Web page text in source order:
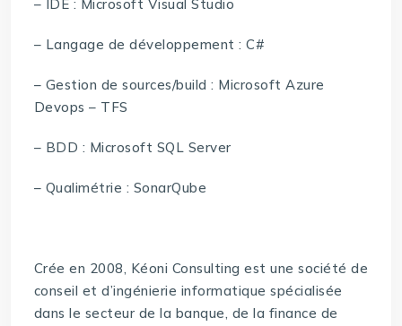
– IDE : Microsoft Visual Studio
– Langage de développement : C#
– Gestion de sources/build : Microsoft Azure
Devops – TFS
– BDD : Microsoft SQL Server
– Qualimétrie : SonarQube
Crée en 2008, Kéoni Consulting est une société de
conseil et d’ingénierie informatique spécialisée
dans le secteur de la banque, de la finance de